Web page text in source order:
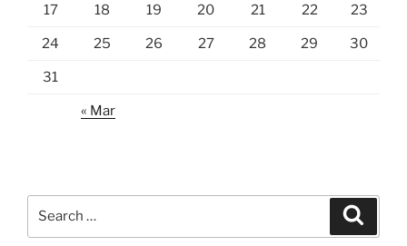
17 18 19 20 21 22 23
24 25 26 27 28 29 30
31
« Mar